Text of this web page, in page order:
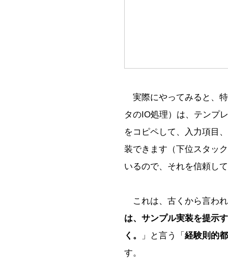
実際にやってみると、
タのIO処理）は、テンプ
をコピペして、入力項目
装できます（下位スタッ
いるので、それを信頼し
これは、古くから言わ
は、サンプル実装を提示
く。
」と言う「 経験則的
す。